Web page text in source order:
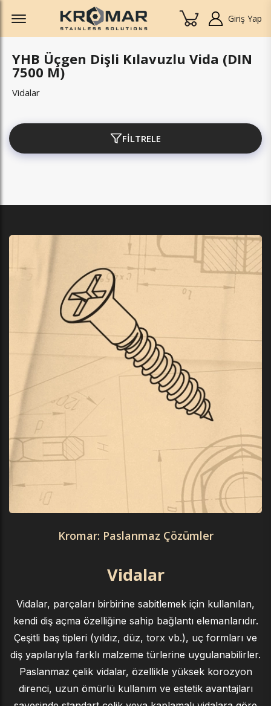
Offcanvas Menu Open
Giriş Yap
YHB Üçgen Dişli Kılavuzlu Vida (DIN
7500 M)
Vidalar
FİLTRELE
Kromar: Paslanmaz Çözümler
Vidalar
Vidalar, parçaları birbirine sabitlemek için kullanılan,
kendi diş açma özelliğine sahip bağlantı elemanlarıdır.
Çeşitli baş tipleri (yıldız, düz, torx vb.), uç formları ve
diş yapılarıyla farklı malzeme türlerine uygulanabilirler.
Paslanmaz çelik vidalar, özellikle yüksek korozyon
direnci, uzun ömürlü kullanım ve estetik avantajları